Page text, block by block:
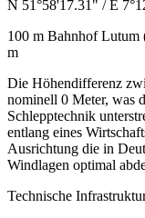
N 51°58'17.31" / E
100 m Bahnhof Lutum
m
Die Höhendifferenz
nominell 0 Meter, was
Schlepptechnik
entlang eines
Ausrichtung die in
Windlagen optimal
Technische